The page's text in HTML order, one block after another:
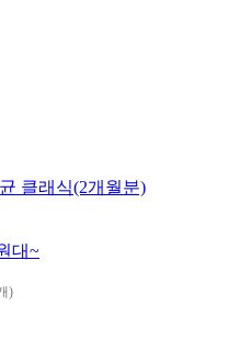
클래식(2개월분)
대~
)